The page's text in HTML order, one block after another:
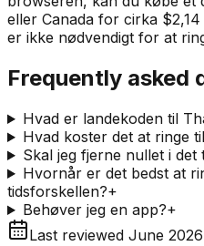
eller Canada for cirka
er ikke nødvendigt for at
Frequently asked
Hvad er landekoden til
Hvad koster det at ringe
Skal jeg fjerne nullet i det
Hvornår er det bedst at
tidsforskellen?+
Behøver jeg en app?+
Last reviewed June 2026